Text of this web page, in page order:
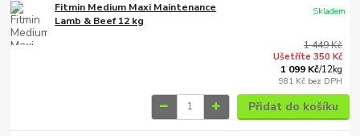
Fitmin Medium Maxi Maintenance
Lamb & Beef 12 kg
1 449 Kč
Ušetříte 350 Kč
1 099 Kč/12kg
981 Kč bez DPH
Skladem
Přidat do košíku